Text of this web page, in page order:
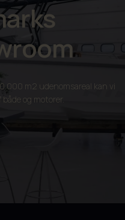
m2 udenomsareal kan vi
og motorer.